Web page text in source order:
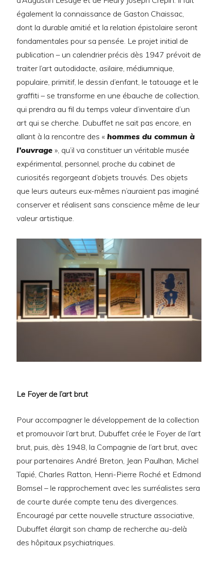
également la connaissance de Gaston Chaissac,
dont la durable amitié et la relation épistolaire seront
fondamentales pour sa pensée. Le projet initial de
publication – un calendrier précis dès 1947 prévoit de
traiter l’art autodidacte, asilaire, médiumnique,
populaire, primitif, le dessin d’enfant, le tatouage et le
graffiti – se transforme en une ébauche de collection,
qui prendra au fil du temps valeur d’inventaire d’un
art qui se cherche. Dubuffet ne sait pas encore, en
allant à la rencontre des «hommes du commun à
l’ouvrage », qu’il va constituer un véritable musée
expérimental, personnel, proche du cabinet de
curiosités regorgeant d’objets trouvés. Des objets
que leurs auteurs eux-mêmes n’auraient pas imaginé
conserver et réalisent sans conscience même de leur
valeur artistique.
Le Foyer de l’art brut
Pour accompagner le développement de la collection
et promouvoir l’art brut, Dubuffet crée le Foyer de l’art
brut, puis, dès 1948, la Compagnie de l’art brut, avec
pour partenaires André Breton, Jean Paulhan, Michel
Tapié, Charles Ratton, Henri-Pierre Roché et Edmond
Bomsel – le rapprochement avec les surréalistes sera
de courte durée compte tenu des divergences.
Encouragé par cette nouvelle structure associative,
Dubuffet élargit son champ de recherche au-delà
des hôpitaux psychiatriques.